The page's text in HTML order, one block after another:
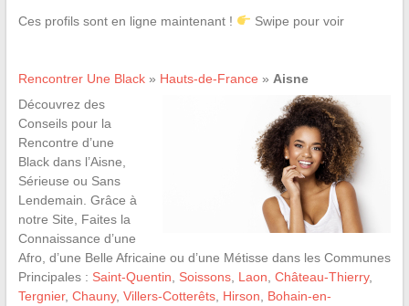
Ces profils sont en ligne maintenant ! Swipe pour voir
Rencontrer Une Black» Hauts-de-France » Aisne
Découvrez des
Conseils pour la
Rencontre d’une
Black dans l’Aisne,
Sérieuse ou Sans
Lendemain. Grâce à
notre Site, Faites la
Connaissance d’une
Afro, d’une Belle Africaine ou d’une Métisse dans les Communes
Principales : Saint-Quentin Soissons, Laon Château-Thierry,
Tergnier, Chauny, Villers-Cotterêts, Hirson
Bohain-en-